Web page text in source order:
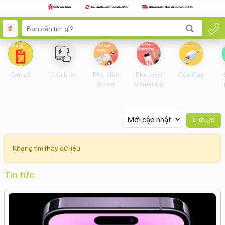
Phụ kiện
Phụ kiện
Apple
Phụ kiện
Samsung
Cốc Cáp
Sim số
B? L?c
Không tìm thấy dữ liệu
Tin tức